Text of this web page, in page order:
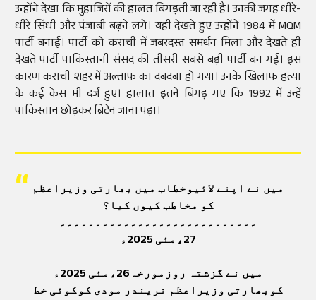
उन्होंने देखा कि मुहाजिरों की हालत बिगड़ती जा रही है। उनकी जगह धीरे-
धीरे सिंधी और पंजाबी बढ़ने लगे। यही देखते हुए उन्होंने 1984 में MQM
पार्टी बनाई। पार्टी को कराची में जबरदस्त समर्थन मिला और देखते ही
देखते पार्टी पाकिस्तानी संसद की तीसरी सबसे बड़ी पार्टी बन गई। इस
कारण कराची शहर में अल्ताफ का दबदबा हो गया। उनके खिलाफ हत्या
के कई केस भी दर्ज हुए। हालात इतने बिगड़ गए कि 1992 में उन्हें
पाकिस्तान छोड़कर ब्रिटेन जाना पड़ा।
میں نے اپنے لائیوخطاب میں بھارتی وزیراعظم
کو مخاطب کیوں کیا؟
۔۔۔۔۔۔۔۔۔۔۔۔۔۔۔۔۔۔۔۔۔۔۔۔۔۔۔۔
27،مئی 2025ء
میں نے گزشتہ روزمورخہ26،مئی 2025ء
کوبھارتی وزیراعظم نریندر مودی کوکوئی خط